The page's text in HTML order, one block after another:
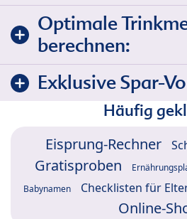
Optimale
berechnen:
Exklusive Spar-
Häufig
Eisprung-Rechner
Gratisproben
Babynamen Checklisten für
Online-